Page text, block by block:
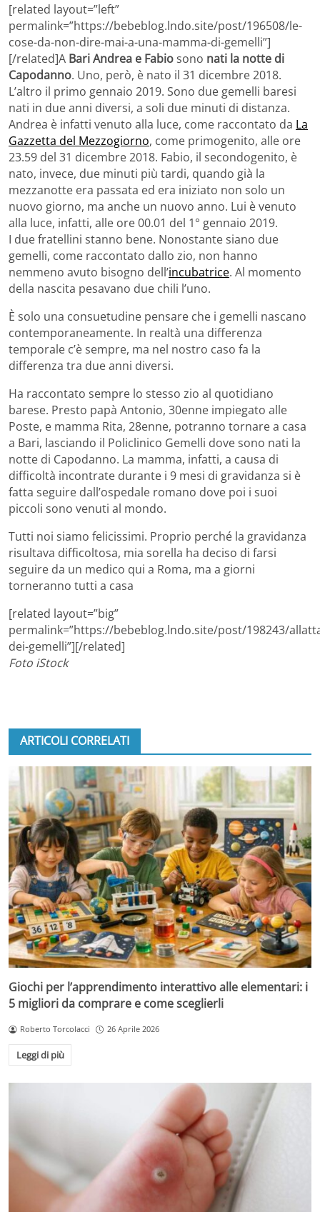
[related layout=”left”
permalink=”https://bebeblog.lndo.site/post/196508/le-
cose-da-non-dire-mai-a-una-mamma-di-gemelli”]
[/related]A Bari Andrea e Fabiosono nati la notte di
Capodanno. Uno, però, è nato il 31 dicembre 2018.
L’altro il primo gennaio 2019. Sono due gemelli baresi
nati in due anni diversi, a soli due minuti di distanza.
Andrea è infatti venuto alla luce, come raccontato da La
Gazzetta del Mezzogiorno, come primogenito, alle ore
23.59 del 31 dicembre 2018. Fabio, il secondogenito, è
nato, invece, due minuti più tardi, quando già la
mezzanotte era passata ed era iniziato non solo un
nuovo giorno, ma anche un nuovo anno. Lui è venuto
alla luce, infatti, alle ore 00.01 del 1° gennaio 2019.
I due fratellini stanno bene. Nonostante siano due
gemelli, come raccontato dallo zio, non hanno
nemmeno avuto bisogno dell’incubatrice. Al momento
della nascita pesavano due chili l’uno.
È solo una consuetudine pensare che i gemelli nascano
contemporaneamente. In realtà una differenza
temporale c’è sempre, ma nel nostro caso fa la
differenza tra due anni diversi.
Ha raccontato sempre lo stesso zio al quotidiano
barese. Presto papà Antonio, 30enne impiegato alle
Poste, e mamma Rita, 28enne, potranno tornare a casa
a Bari, lasciando il Policlinico Gemelli dove sono nati la
notte di Capodanno. La mamma, infatti, a causa di
difficoltà incontrate durante i 9 mesi di gravidanza si è
fatta seguire dall’ospedale romano dove poi i suoi
piccoli sono venuti al mondo.
Tutti noi siamo felicissimi. Proprio perché la gravidanza
risultava difficoltosa, mia sorella ha deciso di farsi
seguire da un medico qui a Roma, ma a giorni
torneranno tutti a casa
[related layout=”big”
permalink=”https://bebeblog.lndo.site/post/198243/
dei-gemelli”][/related]
Foto iStock
ARTICOLI CORRELATI
Giochi per l’apprendimento interattivo alle elementari: i
5 migliori da comprare e come sceglierli
Roberto Torcolacci 26 Aprile 2026
Leggi di più